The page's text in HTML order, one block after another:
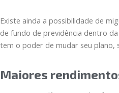
Existe ainda a possibilidade de
de fundo de previdência dentro
tem o poder de mudar seu plano,
Maiores